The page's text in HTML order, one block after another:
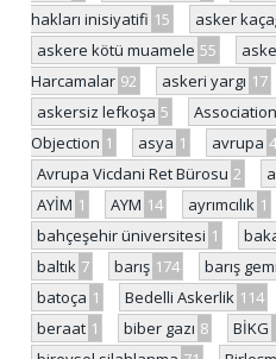
hakları inisiyatifi 15 asker
askere kötü muamele 55
Harcamalar 92 askeri yargı 17
askersiz lefkoşa 5
Objection 1 asya 1 avrupa
Avrupa Vicdani Ret Bürosu 2
AYİM 1 AYM 14 ayrımcılık 1
bahçeşehir üniversitesi 1
baltık 7 barış 174 barış
batoça 1 Bedelli Askerlik 114
beraat 1 biber gazı 8 BİKG